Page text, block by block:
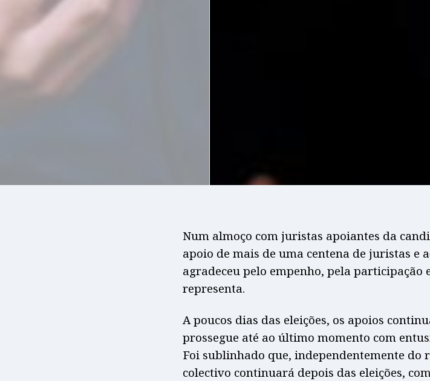
Num almoço com juristas apoiantes da
apoio de mais de uma centena de juristas e
agradeceu pelo empenho, pela
representa.
A poucos dias das eleições, os apoios
prossegue até ao último momento com
Foi sublinhado que, independentemente do
colectivo continuará depois das eleições,